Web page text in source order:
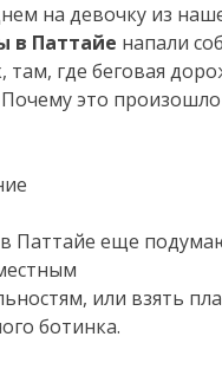
на девочку из
в Паттайе напали
там, где беговая
Почему это
Паттайе еще
или взять
ботинка.